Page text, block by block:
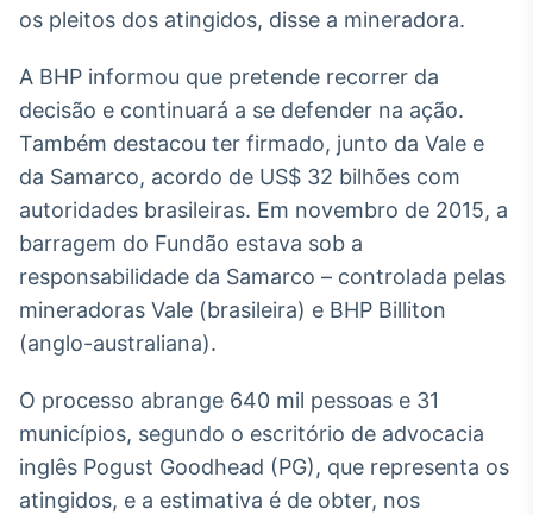
Plataforma para
conteúdos
Soluções de Dados
e Conteúdos
Broadcast
OTC
Plataforma para
negociação de
ativos
Broadcast
integração de
conteúdos e
dados
Broadcast
os pleitos dos atingidos, disse a mineradora.
A BHP informou que pretende recorrer da
decisão e continuará a se defender na ação.
Também destacou ter firmado, junto da Vale e
da Samarco, acordo de US$ 32 bilhões com
autoridades brasileiras. Em novembro de 2015, a
barragem do Fundão estava sob a
responsabilidade da Samarco – controlada pelas
mineradoras Vale (brasileira) e BHP Billiton
(anglo-australiana).
O processo abrange 640 mil pessoas e 31
municípios, segundo o escritório de advocacia
inglês Pogust Goodhead (PG), que representa os
atingidos, e a estimativa é de obter, nos